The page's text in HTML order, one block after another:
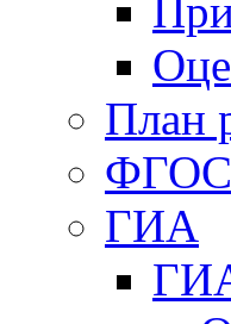
План
ФГОС
ГИА